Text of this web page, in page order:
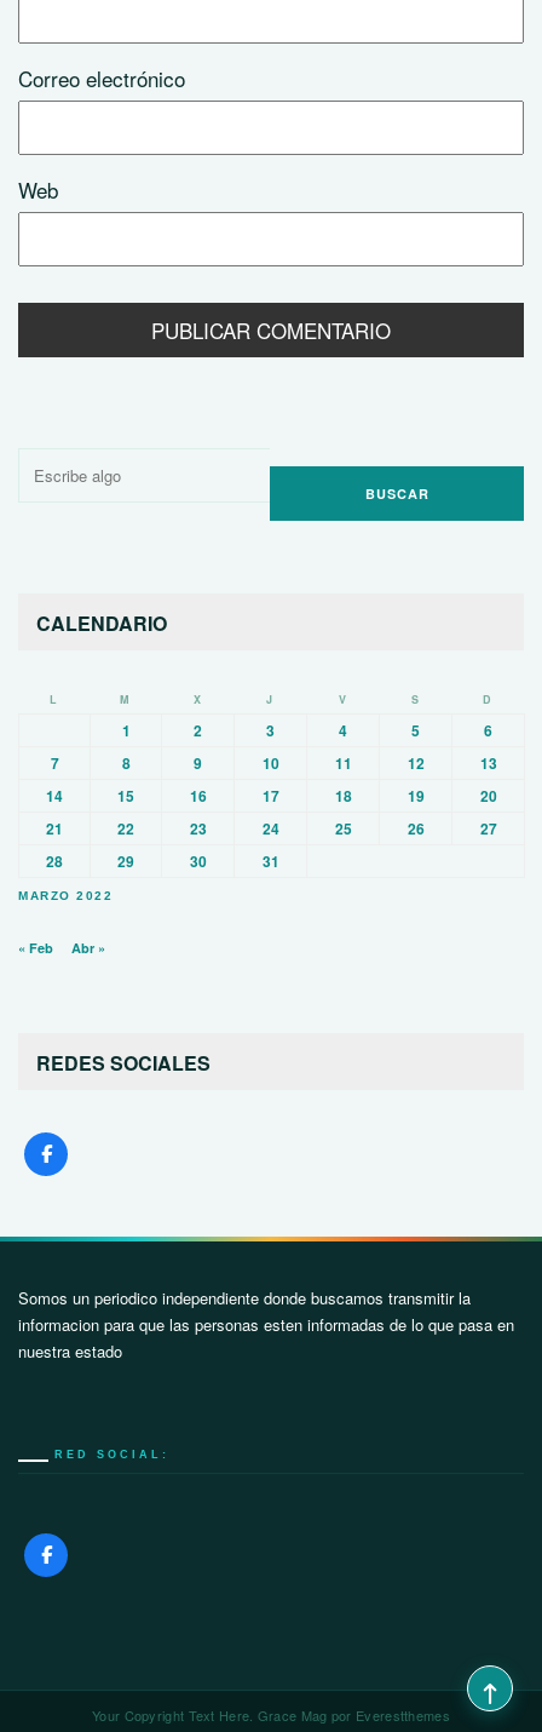
Correo electrónico
Web
Buscar
CALENDARIO
MARZO 2022
L M X J V S D
1 2 3 4 5
6
7
8 9 10 11 12
13
14
15 16 17 18 19
20
21
22 23 24 25 26
27
28
29 30 31
« Feb Abr »
REDES SOCIALES
Somos un periodico independiente donde buscamos transmitir la
informacion para que las personas esten informadas de lo que pasa en
nuestra estado
RED SOCIAL:
Your Copyright Text Here. Grace Mag por Everestthemes